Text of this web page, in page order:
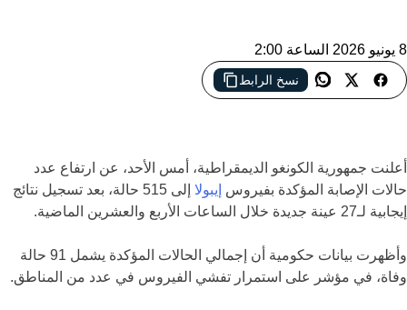
8 يونيو 2026 الساعة 2:00
نسخ الرابط
تصاعد جديد في إصابات إيبولا بالكونغو الديمقراطية مع ارتفاع عدد
أعلنت جمهورية الكونغو الديمقراطية، أمس الأحد، عن ارتفاع عدد
حالات الإصابة المؤكدة بفيروس إيبولا
إلى 515 حالة، بعد تسجيل نتائج
إيجابية لـ27 عينة جديدة خلال الساعات الأربع والعشرين الماضية.
وأظهرت بيانات حكومية أن إجمالي الحالات المؤكدة يشمل 91 حالة
وفاة، في مؤشر على استمرار تفشي الفيروس في عدد من المناطق.